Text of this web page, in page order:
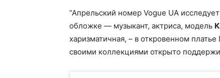
“Апрельский номер Vogue UA
обложке — музыкант, актриса, модель
харизматичная, – в откровенном
своими коллекциями открыто